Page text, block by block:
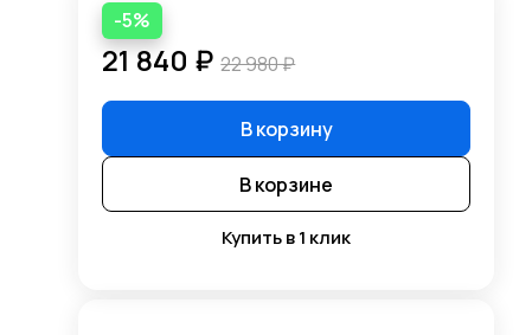
-5%
21 840 ₽ 22 980 ₽
В корзину
В корзине
Купить в 1 клик